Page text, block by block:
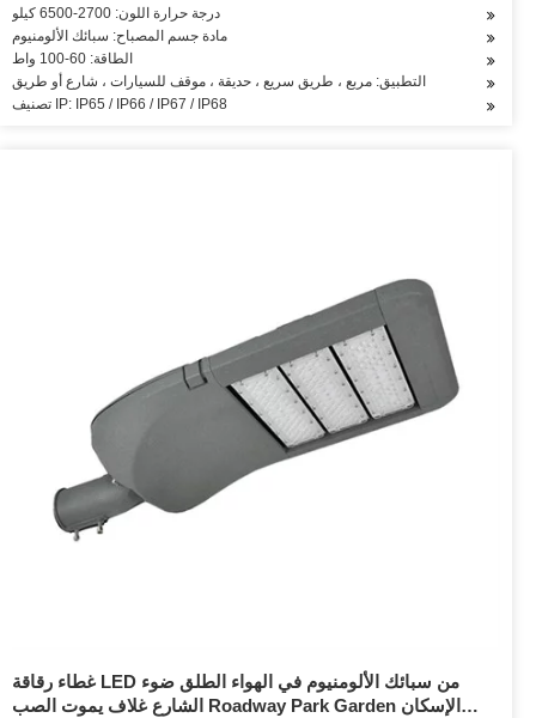
درجة حرارة اللون: 2700-6500 كيلو
مادة جسم المصباح: سبائك الألومنيوم
الطاقة: 60-100 واط
التطبيق: مربع ، طريق سريع ، حديقة ، موقف للسيارات ، شارع أو طريق
تصنيف IP: IP65 / IP66 / IP67 / IP68
غطاء رقاقة LED من سبائك الألومنيوم في الهواء الطلق ضوء
الشارع غلاف يموت الصب Roadway Park Garden الإسكان